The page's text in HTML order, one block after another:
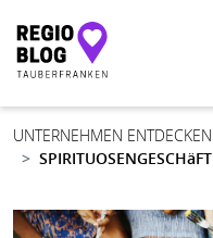
Hauptnavigation
UNTERNEHMEN ENTDECKEN
SPIRITUOSENGESCHäFT